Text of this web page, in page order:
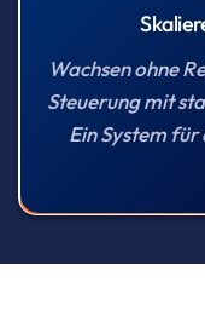
Wachsen ohne
Steuerung mit
Ein System für